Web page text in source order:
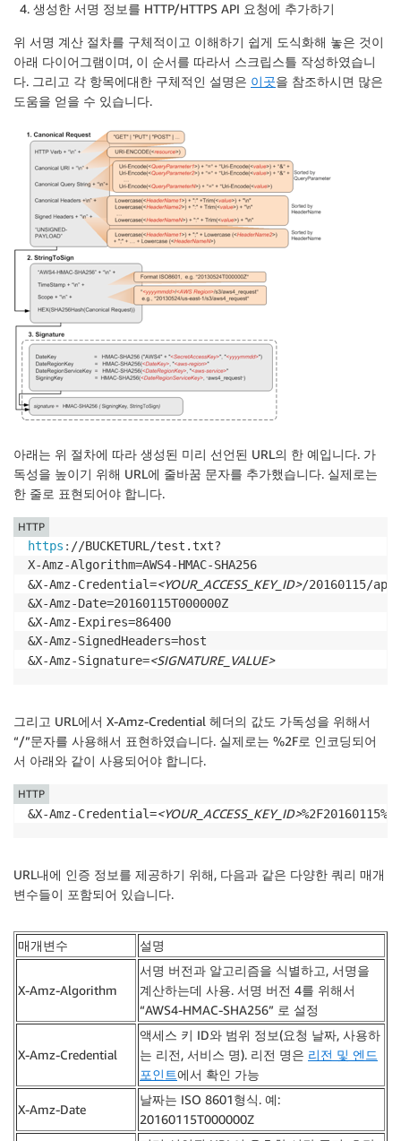
생성한 서명 정보를 HTTP/HTTPS API 요청에 추가하기
위 서명 계산 절차를 구체적이고 이해하기 쉽게 도식화해 놓은 것이
아래 다이어그램이며, 이 순서를 따라서 스크립스틀 작성하였습니
다. 그리고 각 항목에대한 구체적인 설명은 이곳을 참조하시면 많은
도움을 얻을 수 있습니다.
아래는 위 절차에 따라 생성된 미리 선언된 URL의 한 예입니다. 가
독성을 높이기 위해 URL에 줄바꿈 문자를 추가했습니다. 실제로는
한 줄로 표현되어야 합니다.
https : //BUCKETURL/test.txt?
X-Amz-Algorithm=AWS4-HMAC-SHA256
&X-Amz-Credential=<YOUR_ACCESS_KEY_ID>/20160115/ap-
&X-Amz-Date=20160115T000000Z
&X-Amz-Expires=86400
&X-Amz-SignedHeaders=host
&X-Amz-Signature=<SIGNATURE_VALUE>
HTTP
그리고 URL에서 X-Amz-Credential 헤더의 값도 가독성을 위해서
“/”문자를 사용해서 표현하였습니다. 실제로는 %2F로 인코딩되어
서 아래와 같이 사용되어야 합니다.
&X-Amz-Credential=<YOUR_ACCESS_KEY_ID>
HTTP
URL내에 인증 정보를 제공하기 위해, 다음과 같은 다양한 쿼리 매개
변수들이 포함되어 있습니다.
매개변수 설명
X-Amz-Algorithm
서명 버전과 알고리즘을 식별하고, 서명을
계산하는데 사용. 서명 버전 4를 위해서
“AWS4-HMAC-SHA256” 로 설정
X-Amz-Credential
액세스 키 ID와 범위 정보(요청 날짜, 사용하
는 리전, 서비스 명). 리전 명은 리전 및 엔드
포인트에서 확인 가능
X-Amz-Date
날짜는 ISO 8601형식. 예:
20160115T000000Z